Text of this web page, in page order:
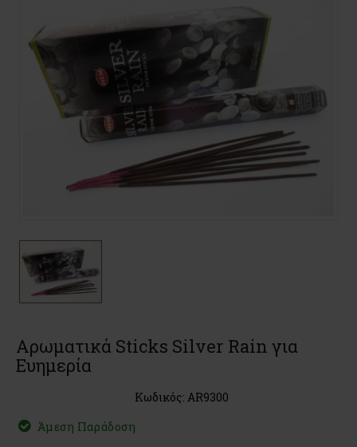
Αρωματικά Sticks Silver Rain για
Ευημερία
Κωδικός: AR9300
Άμεση Παράδοση